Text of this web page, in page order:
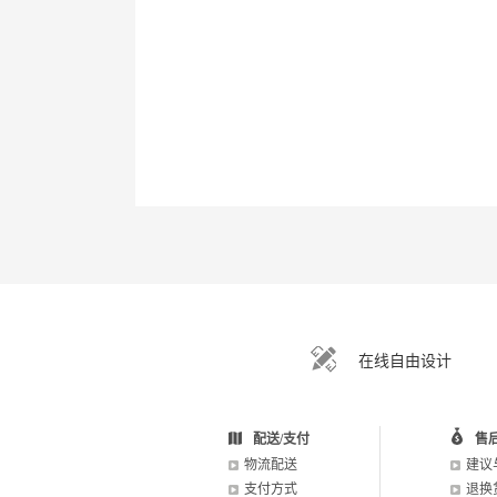
在线自由设计
配送/支付
物流配送
支付方式
售
建议
退换